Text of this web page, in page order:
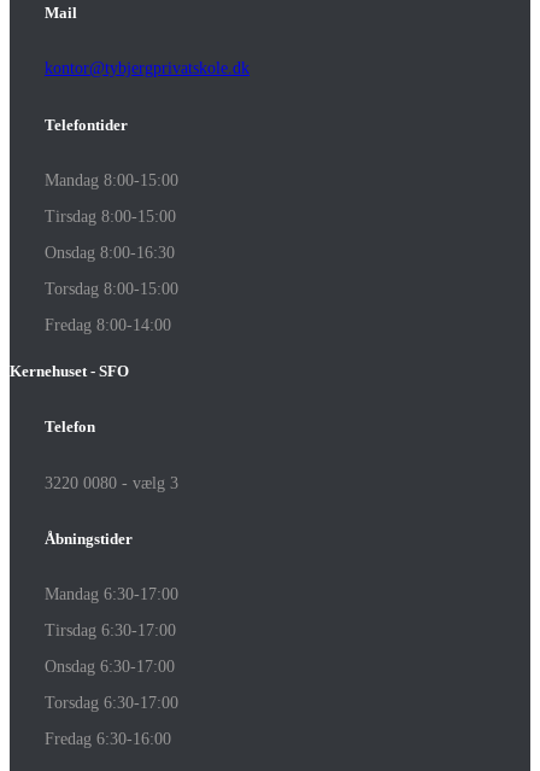
Mail
kontor@tybjergprivatskole.dk
Telefontider
Mandag 8:00-15:00
Tirsdag 8:00-15:00
Onsdag 8:00-16:30
Torsdag 8:00-15:00
Fredag 8:00-14:00
Kernehuset - SFO
Telefon
3220 0080 - vælg 3
Åbningstider
Mandag 6:30-17:00
Tirsdag 6:30-17:00
Onsdag 6:30-17:00
Torsdag 6:30-17:00
Fredag 6:30-16:00